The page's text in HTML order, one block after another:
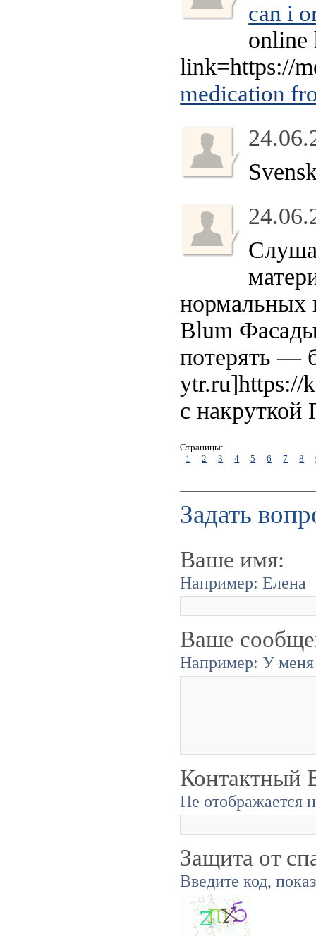
can i
online
link=https://
medication
нормальных
Blum
потерять —
ytr.ru]https://
с накруткой
Страницы:
1
2 3 4 5 6 7 8
Задать
Ваше имя:
Например: Елена
Ваше
Например: У меня
Контактный
Не отображается
Защита от
Введите код,